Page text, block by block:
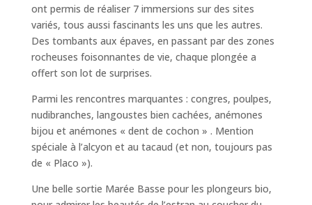
ont permis de réaliser 7 immersions sur des sites
variés, tous aussi fascinants les uns que les autres.
Des tombants aux épaves, en passant par des zones
rocheuses foisonnantes de vie, chaque plongée a
offert son lot de surprises.
Parmi les rencontres marquantes : congres, poulpes,
nudibranches, langoustes bien cachées, anémones
bijou et anémones « dent de cochon » . Mention
spéciale à l’alcyon et au tacaud (et non, toujours pas
de « Placo »).
Une belle sortie Marée Basse pour les plongeurs bio,